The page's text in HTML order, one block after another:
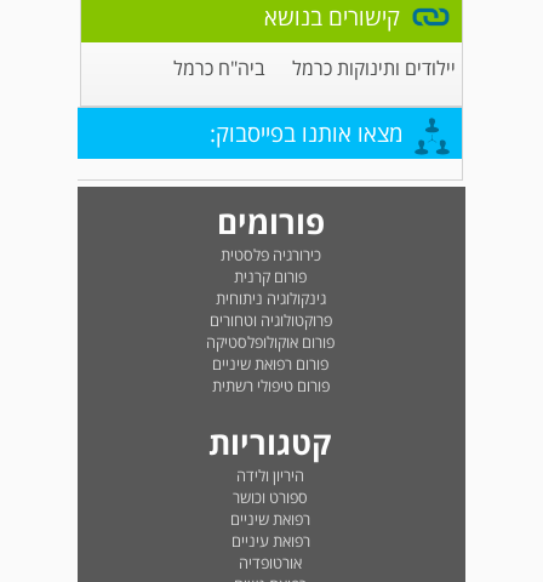
קישורים בנושא
יילודים ותינוקות כרמל ביה"ח כרמל
מצאו אותנו בפייסבוק:
פורומים
כירורגיה פלסטית
פורום קרנית
גינקולוגיה ניתוחית
פרוקטולוגיה וטחורים
פורום אוקולופלסטיקה
פורום רפואת שיניים
פורום טיפולי רשתית
קטגוריות
היריון ולידה
ספורט וכושר
רפואת שיניים
רפואת עיניים
אורטופדיה